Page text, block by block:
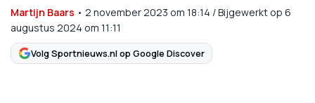
Martijn Baars • 2 november 2023 om 18:14 /Bijgewerkt op 6
augustus 2024 om 11:11
Volg Sportnieuws.nl op Google Discover